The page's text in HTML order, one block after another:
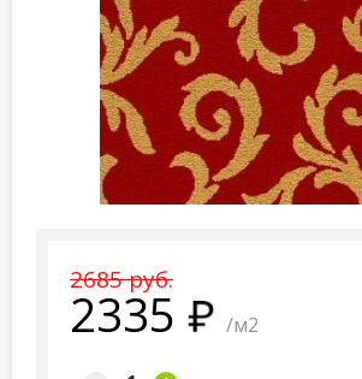
2685 руб.
2335 /м2